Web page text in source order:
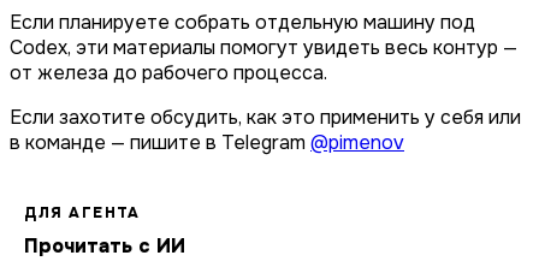
Если планируете собрать отдельную машину под
Codex, эти материалы помогут увидеть весь контур —
от железа до рабочего процесса.
Если захотите обсудить, как это применить у себя или
в команде — пишите в Telegram @pimenov
ДЛЯ АГЕНТА
Прочитать с ИИ